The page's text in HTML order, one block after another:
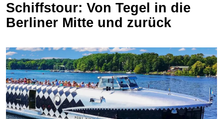
Schiffstour: Von Tegel in die
Berliner Mitte und zurück